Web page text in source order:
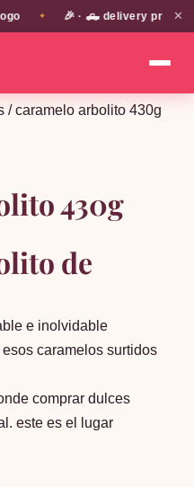
🎉 · 🛻 delivery propio✕
/ caramelo arbolito 430g
430g
de
e inolvidable
caramelos surtidos
comprar dulces
este es el lugar